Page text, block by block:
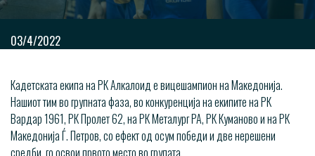
03/4/2022
Кадетската екипа на РК Алкалоид е вицешампион на Македонија.
Нашиот тим во групната фаза, во конкуренција на екипите на РК
Вардар 1961, РК Пролет 62, на РК Металург РА, РК Куманово и на РК
Македонија Ѓ. Петров, со ефект од осум победи и две нерешени